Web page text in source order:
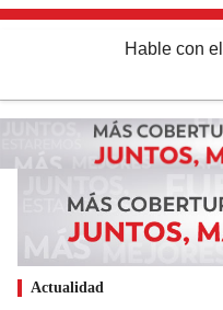
Hable con el
Actualidad